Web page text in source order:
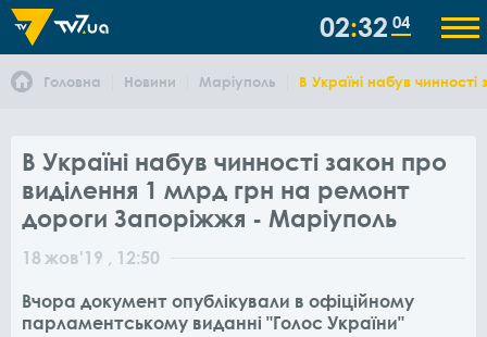
02 32 04
Головна Новини Маріуполь В Україні набув
В Україні набув чинності закон про
виділення 1 млрд грн на ремонт
дороги Запоріжжя - Маріуполь
18 жов'19 , 12:50
Вчора документ опублікували в офіційному
парламентському виданні "Голос України"